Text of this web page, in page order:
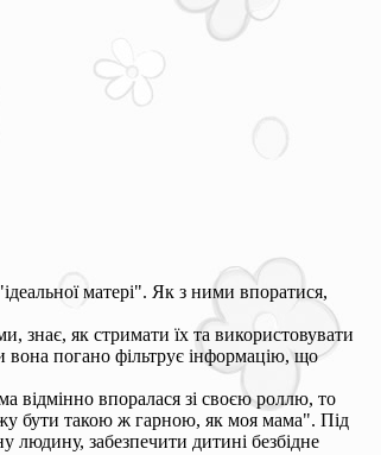
матері". Як з ними впоратися,
знає, як стримати їх та використовувати
вона погано фільтрує інформацію, що
відмінно впоралася зі своєю роллю, то
бути такою ж гарною, як моя мама". Під
людину, забезпечити дитині безбідне